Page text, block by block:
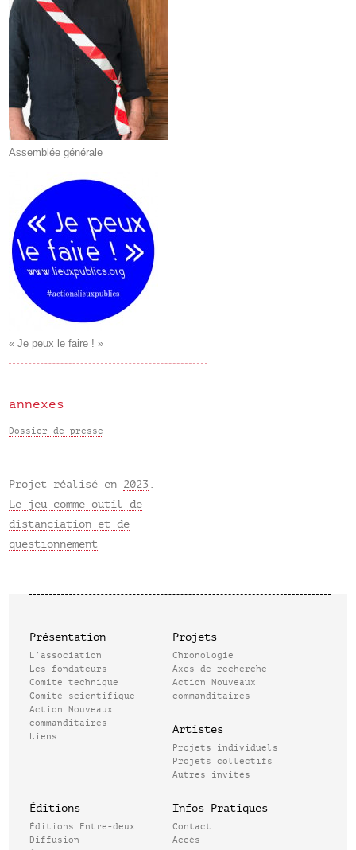
Assemblée générale
« Je peux le faire ! »
annexes
Dossier de presse
Projet réalisé en 2023 .
Le jeu comme outil de
distanciation et de
questionnement
Présentation
L’association
Les fondateurs
Comité technique
Comité scientifique
Action Nouveaux
commanditaires
Liens
Projets
Chronologie
Axes de recherche
Action Nouveaux
commanditaires
Artistes
Projets individuels
Projets collectifs
Autres invités
Éditions
Éditions Entre-deux
Diffusion
Infos Pratiques
Contact
Accès